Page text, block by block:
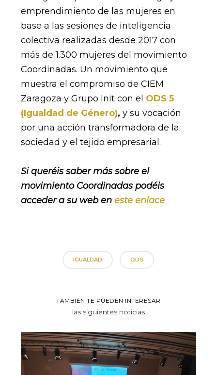
emprendimiento de las mujeres en
base a las sesiones de inteligencia
colectiva realizadas desde 2017 con
más de 1.300 mujeres del movimiento
Coordinadas. Un movimiento que
muestra el compromiso de CIEM
Zaragoza y Grupo Init con el ODS 5
(Igualdad de Género), y su vocación
por una acción transformadora de la
sociedad y el tejido empresarial.
Si queréis saber más sobre el
movimiento Coordinadas podéis
acceder a su web en este enlace
IGUALDAD ODS
TAMBIÉN TE PUEDEN INTERESAR
las siguientes noticias